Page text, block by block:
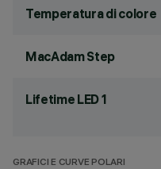
Temperatura di colore
MacAdam Step
Lifetime LED 1
GRAFICI E CURVE POLARI